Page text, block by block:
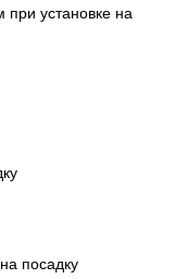
установке на
посадку